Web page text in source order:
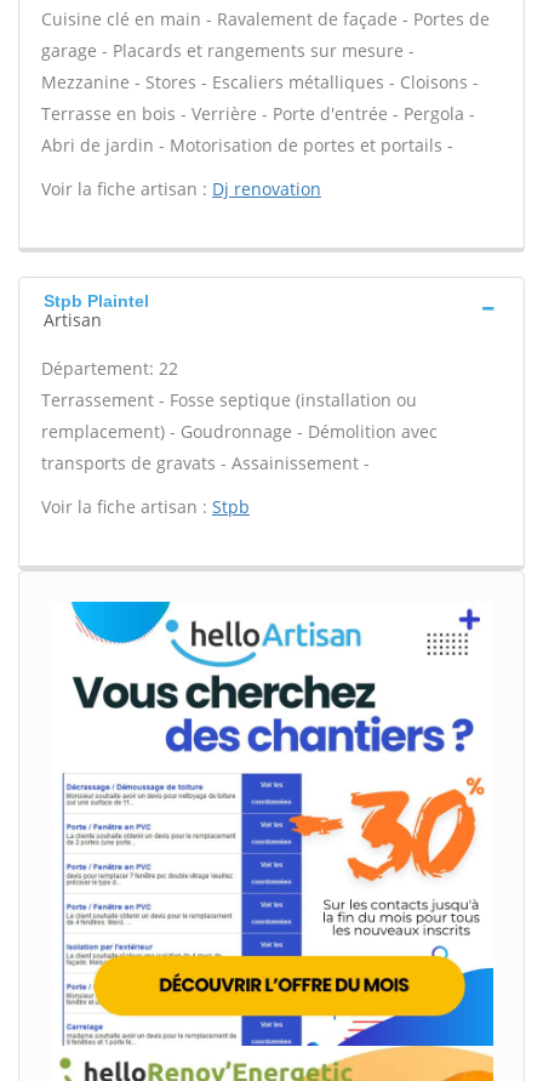
Cuisine clé en main - Ravalement de façade - Portes de
garage - Placards et rangements sur mesure -
Mezzanine - Stores - Escaliers métalliques - Cloisons -
Terrasse en bois - Verrière - Porte d'entrée - Pergola -
Abri de jardin - Motorisation de portes et portails -
Voir la fiche artisan : Dj renovation
Stpb Plaintel
Artisan
Département: 22
Terrassement - Fosse septique (installation ou
remplacement) - Goudronnage - Démolition avec
transports de gravats - Assainissement -
Voir la fiche artisan : Stpb